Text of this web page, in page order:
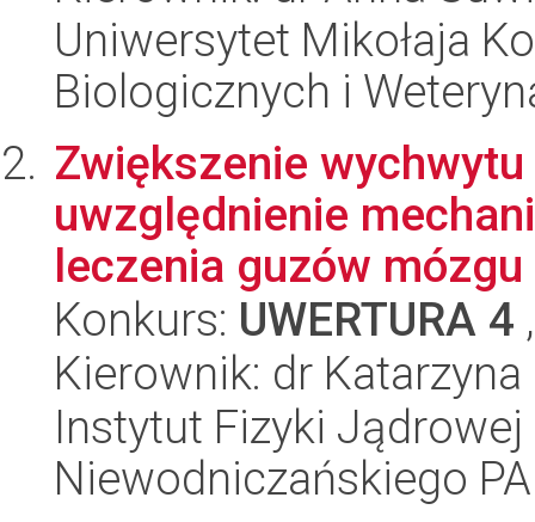
Uniwersytet Mikołaja
Biologicznych i
Zwiększenie
uwzględnienie
leczenia guzów mózgu
Konkurs: UWERTURA 4
Kierownik: dr
Instytut Fizyki
Niewodniczańskiego